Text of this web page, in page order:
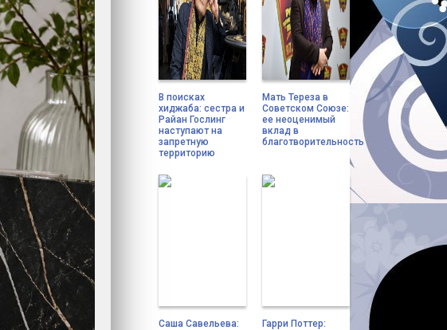
В поисках
хиджаба: сестра и
Райан Гослинг
наступают на
запретную
территорию
Мать Тереза в
Советском Союзе:
ее неоценимый
вклад в
благотворительность
Саша Савельева:
Гарри Поттер: